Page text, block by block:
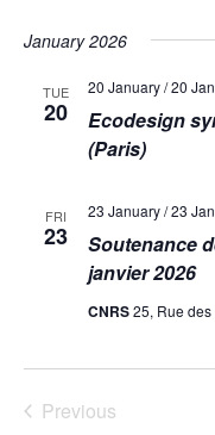
January 2026
TUE
20
Ecodesign
(Paris)
20 January / 20
FRI
23
Soutenance
janvier 2026
23 January / 23
CNRS25, Rue des
Previous